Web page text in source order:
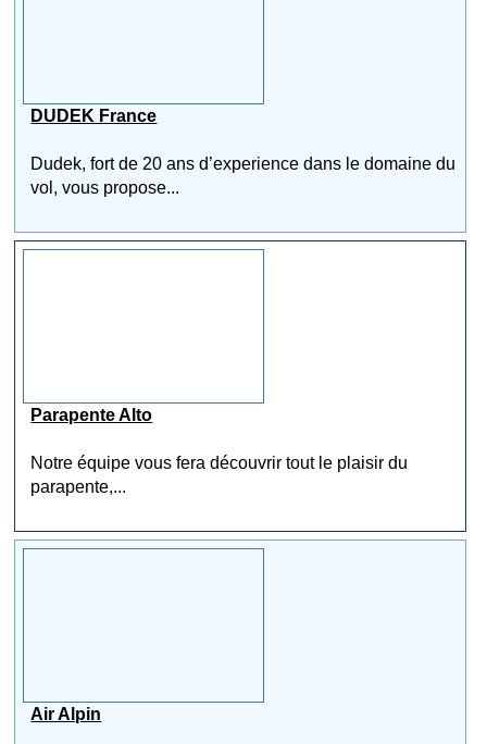
DUDEK France
Dudek, fort de 20 ans d’experience dans le domaine du
vol, vous propose...
Parapente Alto
Notre équipe vous fera découvrir tout le plaisir du
parapente,...
Air Alpin